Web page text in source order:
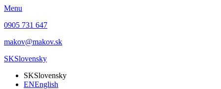
Menu
0905 731 647
makov@makov.sk
SKSlovensky
SKSlovensky
ENEnglish